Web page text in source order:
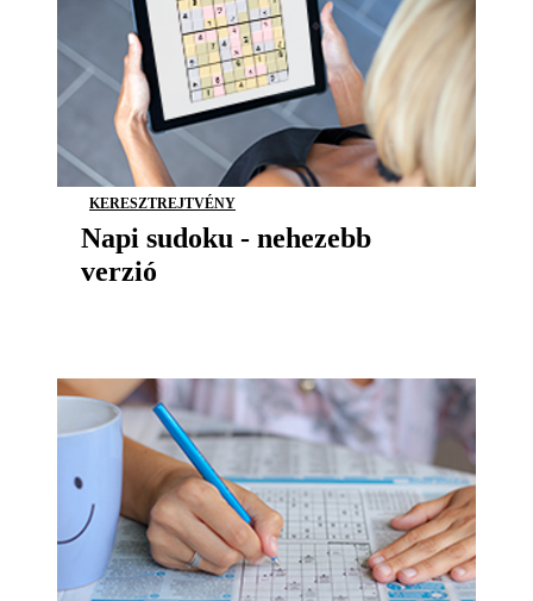
KERESZTREJTVÉNY
Napi sudoku - nehezebb
verzió